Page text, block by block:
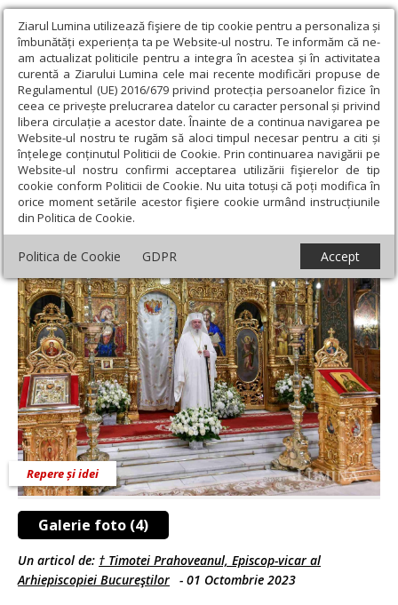
Ziarul Lumina utilizează fişiere de tip cookie pentru a personaliza și
îmbunătăți experiența ta pe Website-ul nostru. Te informăm că ne-
am actualizat politicile pentru a integra în acestea și în activitatea
curentă a Ziarului Lumina cele mai recente modificări propuse de
Regulamentul (UE) 2016/679 privind protecția persoanelor fizice în
ceea ce privește prelucrarea datelor cu caracter personal și privind
libera circulație a acestor date. Înainte de a continua navigarea pe
Website-ul nostru te rugăm să aloci timpul necesar pentru a citi și
înțelege conținutul Politicii de Cookie. Prin continuarea navigării pe
Website-ul nostru confirmi acceptarea utilizării fişierelor de tip
cookie conform Politicii de Cookie. Nu uita totuși că poți modifica în
orice moment setările acestor fişiere cookie urmând instrucțiunile
din Politica de Cookie.
Politica de Cookie GDPR Accept
Ziarul Lumina › Opinii › Repere și idei › Ctitorirea sufletelor și a
zidurilor, menirea oamenilor iubitori de Dumnezeu
Ctitorirea sufletelor și a zidurilor, menirea
oamenilor iubitori de Dumnezeu
Galerie foto (4)
Repere și idei
Un articol de: † Timotei Prahoveanul, Episcop-vicar al
Arhiepiscopiei Bucureştilor - 01 Octombrie 2023